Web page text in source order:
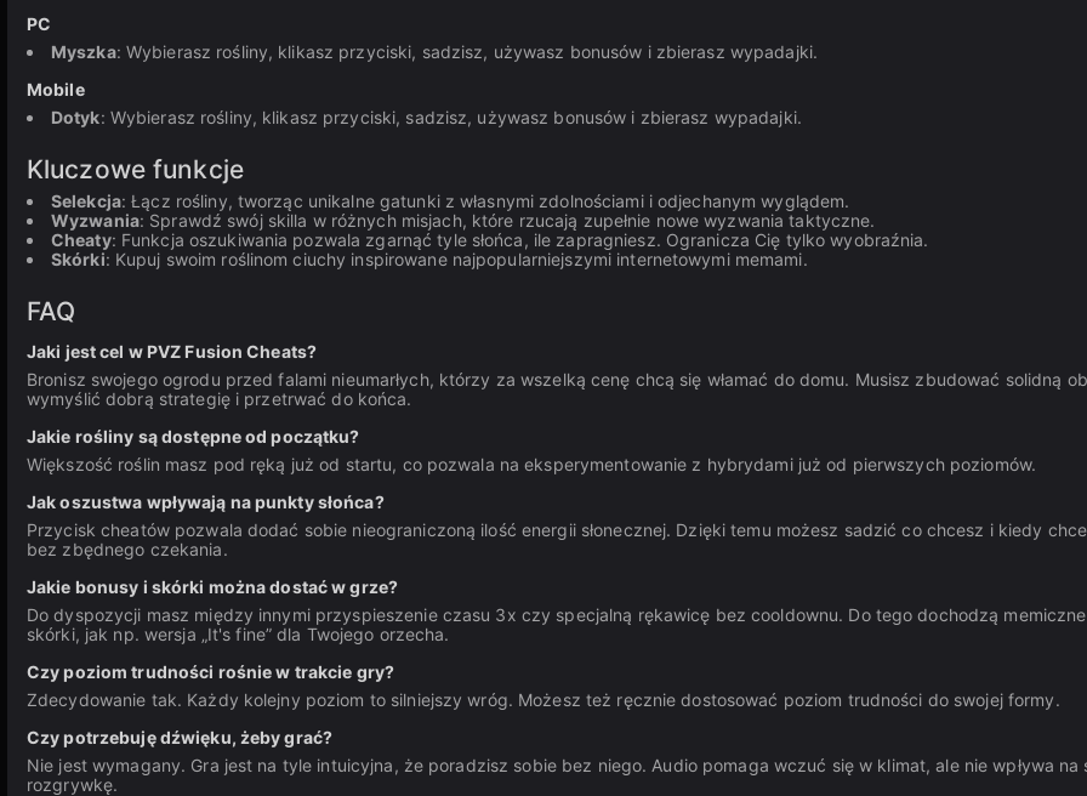
PC
Myszka: Wybierasz rośliny, klikasz przyciski, sadzisz, używasz bonusów i zbierasz wypadajki.
Mobile
Dotyk: Wybierasz rośliny, klikasz przyciski, sadzisz, używasz bonusów i zbierasz wypadajki.
Kluczowe funkcje
Selekcja: Łącz rośliny, tworząc unikalne gatunki z własnymi zdolnościami i odjechanym wyglądem.
Wyzwania: Sprawdź swój skilla w różnych misjach, które rzucają zupełnie nowe wyzwania taktyczne.
Cheaty: Funkcja oszukiwania pozwala zgarnąć tyle słońca, ile zapragniesz. Ogranicza Cię tylko wyobraźnia.
Skórki: Kupuj swoim roślinom ciuchy inspirowane najpopularniejszymi internetowymi memami.
FAQ
Jaki jest cel w PVZ Fusion Cheats?
Bronisz swojego ogrodu przed falami nieumarłych, którzy za wszelką cenę chcą się włamać do domu. Musisz zbudować solidną
wymyślić dobrą strategię i przetrwać do końca.
Jakie rośliny są dostępne od początku?
Większość roślin masz pod ręką już od startu, co pozwala na eksperymentowanie z hybrydami już od pierwszych poziomów.
Jak oszustwa wpływają na punkty słońca?
Przycisk cheatów pozwala dodać sobie nieograniczoną ilość energii słonecznej. Dzięki temu możesz sadzić co chcesz i kiedy
bez zbędnego czekania.
Jakie bonusy i skórki można dostać w grze?
Do dyspozycji masz między innymi przyspieszenie czasu 3x czy specjalną rękawicę bez cooldownu. Do tego dochodzą memiczne
skórki, jak np. wersja „It's fine” dla Twojego orzecha.
Czy poziom trudności rośnie w trakcie gry?
Zdecydowanie tak. Każdy kolejny poziom to silniejszy wróg. Możesz też ręcznie dostosować poziom trudności do swojej formy.
Czy potrzebuję dźwięku, żeby grać?
Nie jest wymagany. Gra jest na tyle intuicyjna, że poradzisz sobie bez niego. Audio pomaga wczuć się w klimat, ale nie wpływa na
rozgrywkę.